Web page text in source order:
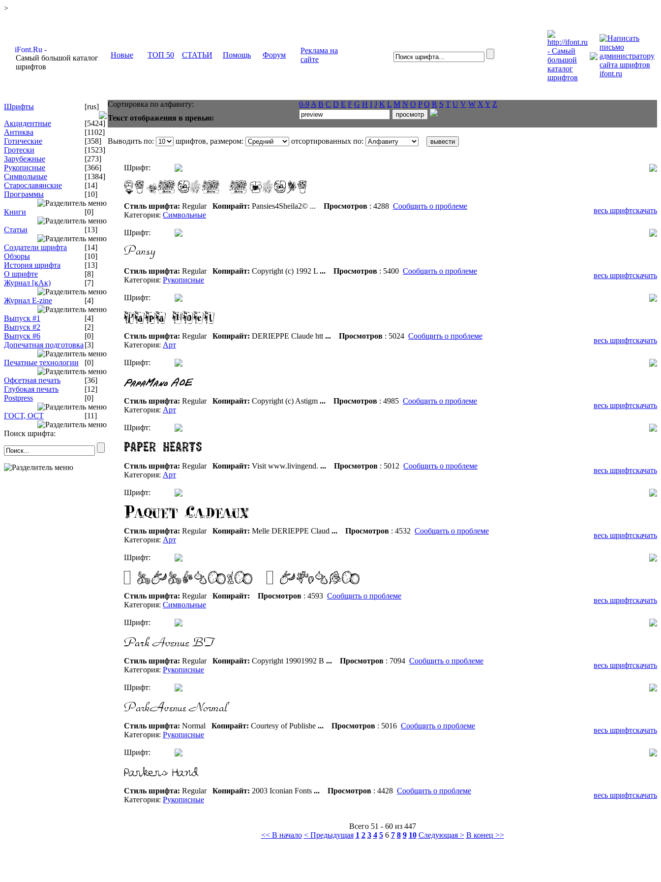
>
Самый большой каталог
шрифтов
Новые ТОП 50 СТАТЬИ Помощь Форум
Реклама на
сайте
Шрифты
[rus]
Акцидентные
[5424]
Антиква
[1102]
Готические
[358]
Гротески
[1523]
Зарубежные
[273]
Рукописные
[366]
Символьные
[1384]
Старославянские
[14]
Программы
[10]
Книги [0]
Статьи [13]
Создатели шрифта
[14]
Обзоры
[10]
История шрифта
[13]
О шрифте
[8]
Журнал [кАк)
[7]
Журнал E-zine [4]
Выпуск #1
[4]
Выпуск #2
[2]
Выпуск #6
[0]
Допечатная подготовка [3]
Печатные технологии [0]
Офсетная печать
[36]
Глубокая печать
[12]
Postpress
[0]
ГОСТ, ОСТ [11]
Поиск шрифта:
Сортировка по алфавиту: 0-9 A B C D E F G H I J K L M N O P Q R S T U V W X Y Z
Текст отображения в превью:
Выводить по: шрифтов, размером: отсортированных по:
Шрифт:
Стиль шрифта: Regular Копирайт: Pansies4Sheila2© ... Просмотров : 4288 Сообщить о проблеме
Категория: Символьные
весь шрифтскачать
Шрифт:
Стиль шрифта: Regular Копирайт: Copyright (c) 1992 L ... Просмотров : 5400 Сообщить о проблеме
Категория: Рукописные
весь шрифтскачать
Шрифт:
Стиль шрифта: Regular Копирайт: DERIEPPE Claude htt ... Просмотров : 5024 Сообщить о проблеме
Категория: Арт
весь шрифтскачать
Шрифт:
Стиль шрифта: Regular Копирайт: Copyright (c) Astigm ... Просмотров : 4985 Сообщить о проблеме
Категория: Арт
весь шрифтскачать
Шрифт:
Стиль шрифта: Regular Копирайт: Visit www.livingend. ... Просмотров : 5012 Сообщить о проблеме
Категория: Арт
весь шрифтскачать
Шрифт:
Стиль шрифта: Regular Копирайт: Melle DERIEPPE Claud ... Просмотров : 4532 Сообщить о проблеме
Категория: Арт
весь шрифтскачать
Шрифт:
Стиль шрифта: Regular Копирайт: Просмотров : 4593 Сообщить о проблеме
Категория: Символьные
весь шрифтскачать
Шрифт:
Стиль шрифта: Regular Копирайт: Copyright 19901992 B ... Просмотров : 7094 Сообщить о проблеме
Категория: Рукописные
весь шрифтскачать
Шрифт:
Стиль шрифта: Normal Копирайт: Courtesy of Publishe ... Просмотров : 5016 Сообщить о проблеме
Категория: Рукописные
весь шрифтскачать
Шрифт:
Стиль шрифта: Regular Копирайт: 2003 Iconian Fonts ... Просмотров : 4428 Сообщить о проблеме
Категория: Рукописные
весь шрифтскачать
Всего 51 - 60 из 447
<< В начало < Предыдущая 1 2 3 4 5 6 7 8 9 10 Следующая > В конец >>